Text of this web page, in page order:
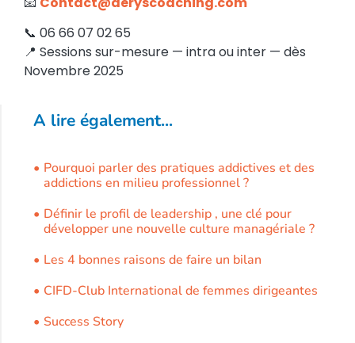
📞 06 66 07 02 65
📍 Sessions sur-mesure — intra ou inter — dès
Novembre 2025
A lire également...
Pourquoi parler des pratiques addictives et des
addictions en milieu professionnel ?
Définir le profil de leadership , une clé pour
développer une nouvelle culture managériale ?
Les 4 bonnes raisons de faire un bilan
CIFD-Club International de femmes dirigeantes
Success Story